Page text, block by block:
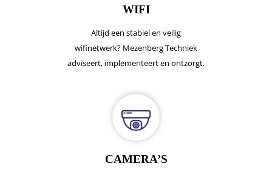
WIFI
Altijd een stabiel en veilig
wifinetwerk? Mezenberg Techniek
adviseert, implementeert en ontzorgt.
CAMERA’S